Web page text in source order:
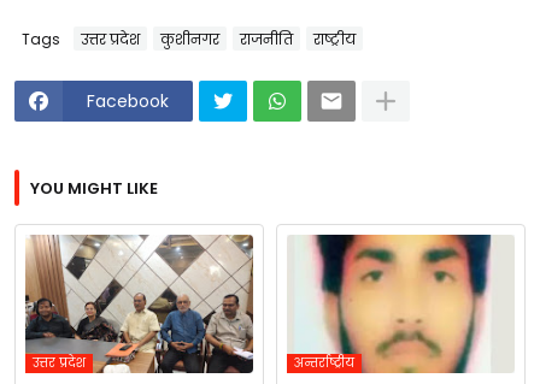
Tags उत्तर प्रदेश कुशीनगर राजनीति राष्ट्रीय
Facebook
YOU MIGHT LIKE
उत्तर प्रदेश अन्तर्राष्ट्रीय